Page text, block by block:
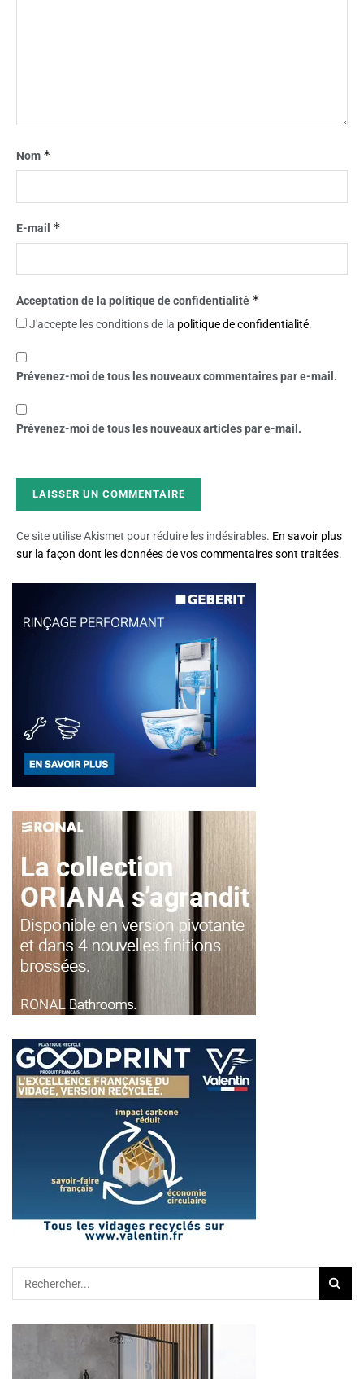
Nom *
E-mail *
Acceptation de la politique de confidentialité *
J'accepte les conditions de la politique de confidentialité.
Prévenez-moi de tous les nouveaux commentaires par e-mail.
Prévenez-moi de tous les nouveaux articles par e-mail.
Ce site utilise Akismet pour réduire les indésirables. En savoir plus
sur la façon dont les données de vos commentaires sont traitées.